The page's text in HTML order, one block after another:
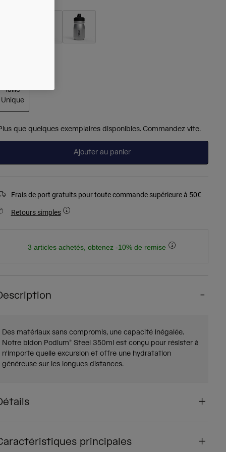
Taille
Unique
que quelques exemplaires disponibles. Commandez vite.
Ajouter au panier
Frais de port gratuits pour toute commande supérieure à 50€
Retours simples
3 articles achetés, obtenez -10% de remise
Des matériaux sans compromis, une capacité inégalée.
Notre bidon Podium® Steel 350ml est conçu pour résister à
n'importe quelle excursion et offre une hydratation
généreuse sur les longues distances.
principales